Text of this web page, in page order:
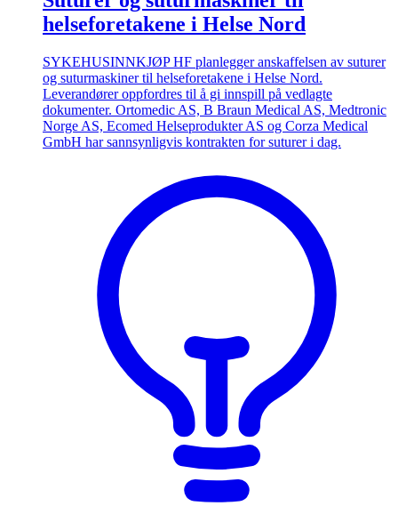
helseforetakene i Helse Nord
SYKEHUSINNKJØP HF planlegger anskaffelsen av suturer
og suturmaskiner til helseforetakene i Helse Nord.
Leverandører oppfordres til å gi innspill på vedlagte
dokumenter. Ortomedic AS, B Braun Medical AS, Medtronic
Norge AS, Ecomed Helseprodukter AS og Corza Medical
GmbH har sannsynligvis kontrakten for suturer i dag.